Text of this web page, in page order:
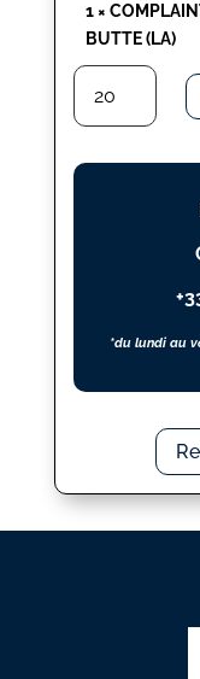
1×
BUTTE (LA)
quantité
COMPLAINTE
DE
*du lundi au